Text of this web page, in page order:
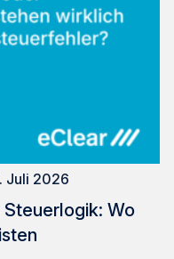
Juli 2026
Wo